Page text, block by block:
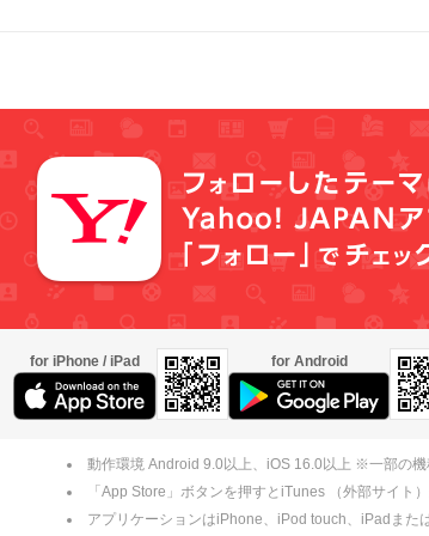
for iPhone / iPad for Android
動作環境 Android 9.0以上、iOS 16.0以上 ※一部の
「App Store」ボタンを押すとiTunes （外部サイト
アプリケーションはiPhone、iPod touch、iPadまた